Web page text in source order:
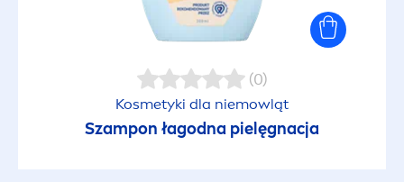
Równowaga mikrobiomu
Rozjaśniający
Składnik aktywny
(0)
Kosmetyki dla niemowląt
Szampon łagodna pielęgnacja